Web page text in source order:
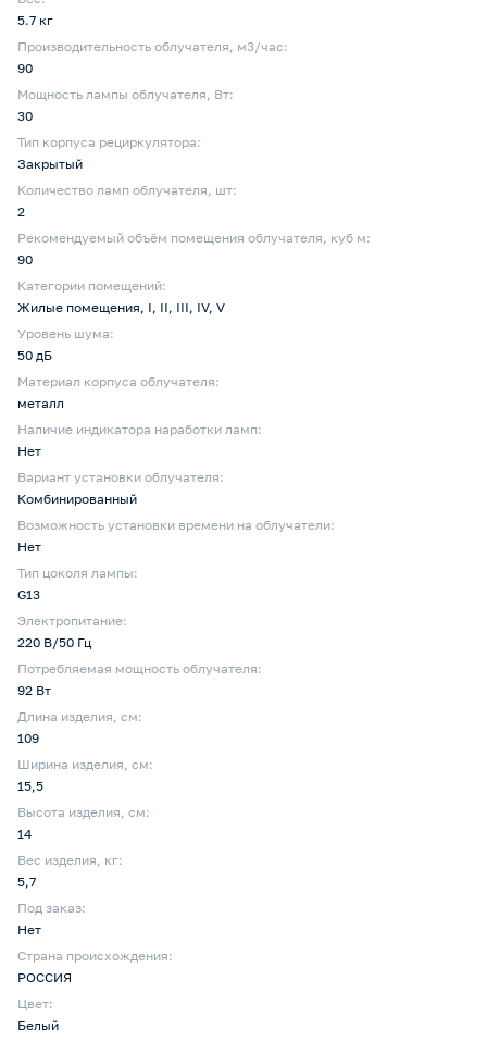
5.7 кг
Производительность облучателя, м3/час:
90
Мощность лампы облучателя, Вт:
30
Тип корпуса рециркулятора:
Закрытый
Количество ламп облучателя, шт:
2
Рекомендуемый объём помещения облучателя, куб м:
90
Категории помещений:
Жилые помещения, I, II, III, IV, V
Уровень шума:
50 дБ
Материал корпуса облучателя:
металл
Наличие индикатора наработки ламп:
Нет
Вариант установки облучателя:
Комбинированный
Возможность установки времени на облучатели:
Нет
Тип цоколя лампы:
G13
Электропитание:
220 В/50 Гц
Потребляемая мощность облучателя:
92 Вт
Длина изделия, см:
109
Ширина изделия, см:
15,5
Высота изделия, см:
14
Вес изделия, кг:
5,7
Под заказ:
Нет
Страна происхождения:
РОССИЯ
Цвет:
Белый